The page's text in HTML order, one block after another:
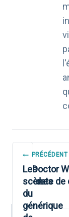
DE
PRÉCÉDENT
Les
scènes
du
générique
Doctor
date de